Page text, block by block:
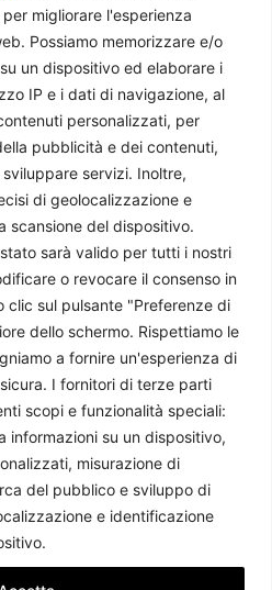
migliorare l'esperienza
Possiamo memorizzare e/o
un dispositivo ed elaborare i
IP e i dati di navigazione, al
personalizzati, per
pubblicità e dei contenuti,
servizi. Inoltre,
di geolocalizzazione e
scansione del dispositivo.
sarà valido per tutti i nostri
o revocare il consenso in
clic sul pulsante "Preferenze di
dello schermo. Rispettiamo le
a fornire un'esperienza di
I fornitori di terze parti
scopi e funzionalità speciali:
informazioni su un dispositivo,
misurazione di
del pubblico e sviluppo di
e identificazione
vittoria di De La Espriella e il
tra Iran e USA